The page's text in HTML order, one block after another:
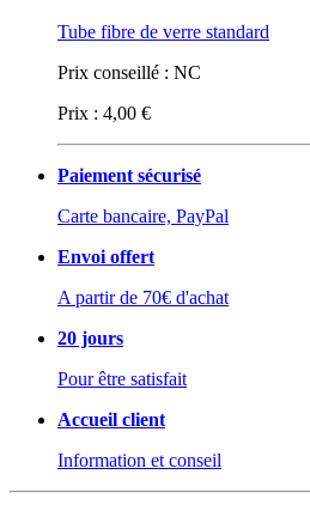
Tube fibre de verre standard
Prix conseillé : NC
Prix : 4,00 €
Paiement sécurisé
Carte bancaire, PayPal
Envoi offert
A partir de 70€ d'achat
20 jours
Pour être satisfait
Accueil client
Information et conseil